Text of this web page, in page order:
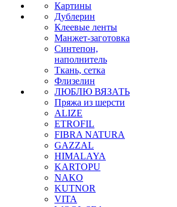
Картины
Дублерин
Клеевые ленты
Манжет-заготовка
Синтепон,
наполнитель
Ткань, сетка
Флизелин
ЛЮБЛЮ ВЯЗАТЬ
Пряжа из шерсти
ALIZE
ETROFIL
FIBRA NATURA
GAZZAL
HIMALAYA
KARTOPU
NAKO
KUTNOR
VITA